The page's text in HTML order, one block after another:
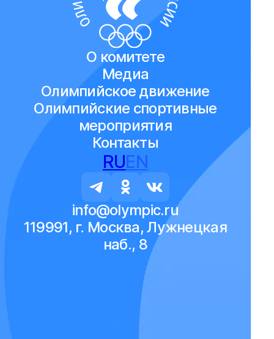
О комитете
Медиа
Олимпийское движение
Олимпийские спортивные
мероприятия
Контакты
RUEN
info@olympic.ru
119991, г. Москва, Лужнецкая
наб., 8